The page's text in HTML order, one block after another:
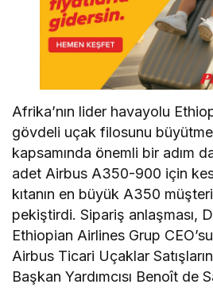
Afrika’nın lider havayolu
gövdeli uçak filosunu
kapsamında önemli bir adım
adet Airbus A350-900 için
kıtanın en büyük A350
pekiştirdi. Sipariş anlaşması,
Ethiopian Airlines Grup
Airbus Ticari Uçaklar
Başkan Yardımcısı Benoît de